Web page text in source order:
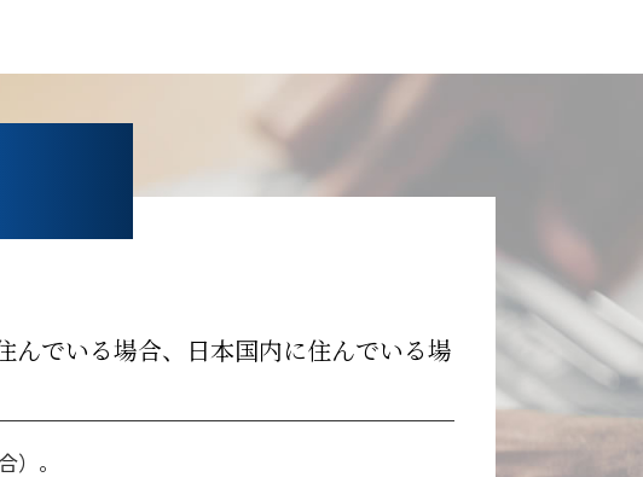
でいる場合、日本国内に住んでいる場
。